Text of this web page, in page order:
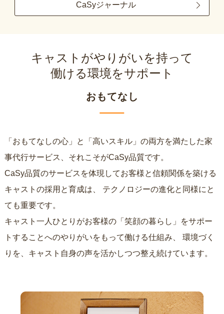
CaSyジャーナル
キャストがやりがいを持って
働ける環境をサポート
おもてなし
「おもてなしの心」と「高いスキル」の両方を満たした家
事代行サービス、それこそがCaSy品質です。
CaSy品質のサービスを体現してお客様と信頼関係を築ける
キャストの採用と育成は、
ても重要です。
キャスト一人ひとりがお客様の「笑顔の暮らし」をサポー
トすることへのやりがいをもって働ける仕組み、
りを、キャスト自身の声を活かしつつ整え続けています。